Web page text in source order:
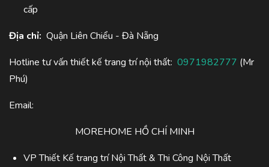
cấp
Địa chỉ: Quận Liên Chiểu - Đà Nẵng
Hotline tư vấn thiết kế trang trí nội thất: 0971982777 (Mr
Phú)
Email:
MOREHOME HỒ CHÍ MINH
VP Thiết Kế trang trí Nội Thất & Thi Công Nội Thất